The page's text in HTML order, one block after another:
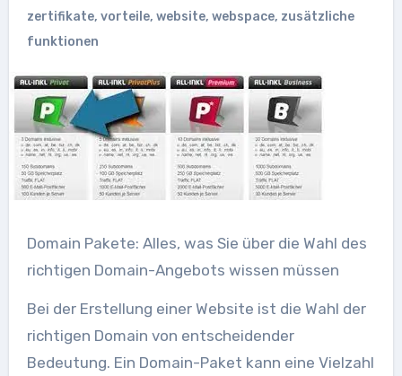
zertifikate, vorteile, website, webspace, zusätzliche
funktionen
Domain Pakete: Alles, was Sie über die Wahl des
richtigen Domain-Angebots wissen müssen
Bei der Erstellung einer Website ist die Wahl der
richtigen Domain von entscheidender
Bedeutung. Ein Domain-Paket kann eine Vielzahl